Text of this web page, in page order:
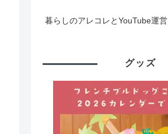
暮らしのアレコレとYouTube運営
グッズ